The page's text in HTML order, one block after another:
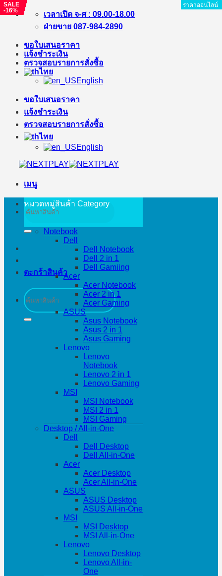
ข้าม
เนื้อหา
เวลาเปิด จ-ศ : 09.00-18.00
ฝ่ายขาย 087-984-2890
ขอใบเสนอราคา
แจ้งชำระเงิน
ตรวจสอบรายการสั่งซื้อ
ไทย
English
ขอใบเสนอราคา
แจ้งชำระเงิน
ตรวจสอบรายการสั่งซื้อ
ไทย
English
เมนู
ค้นหา:
ตะกร้าสินค้า
ค้นหา:
หมวดหมู่สินค้า Category
Notebook
Dell
Dell Notebook
Dell 2 in 1
Dell Gamiing
Acer
Acer Notebook
Acer 2 in 1
Acer Gaming
ASUS
Asus Notebook
Asus 2 in 1
Asus Gaming
Lenovo
Lenovo
Notebook
Lenovo 2 in 1
Lenovo Gaming
MSI
MSI Notebook
MSI 2 in 1
MSI Gaming
Desktop / All-in-One
Dell
Dell Desktop
Dell All-in-One
Acer
Acer Desktop
Acer All-in-One
ASUS
ASUS Desktop
ASUS All-in-One
MSI
MSI Desktop
MSI All-in-One
Lenovo
Lenovo Desktop
Lenovo All-in-
One
ราคาออนไลน์
ราคาออนไลน์
ราคาออนไลน์
ราคาออนไลน์
ราคาออนไลน์
SALE
-21%
ราคาออนไลน์
SALE
-35%
ราคาออนไลน์
SALE
-%
ราคาออนไลน์
SALE
-%
ราคาออนไลน์
ราคาออนไลน์
ราคาออนไลน์
ราคาออนไลน์
SALE
-39%
ราคาออนไลน์
SALE
-20%
ราคาออนไลน์
ราคาออนไลน์
ราคาออนไลน์
ราคาออนไลน์
SALE
-22%
ราคาออนไลน์
SALE
-18%
ราคาออนไลน์
ราคาออนไลน์
ราคาออนไลน์
ราคาออนไลน์
ราคาออนไลน์
ราคาออนไลน์
ราคาออนไลน์
ราคาออนไลน์
ราคาออนไลน์
SALE
-16%
ราคาออนไลน์